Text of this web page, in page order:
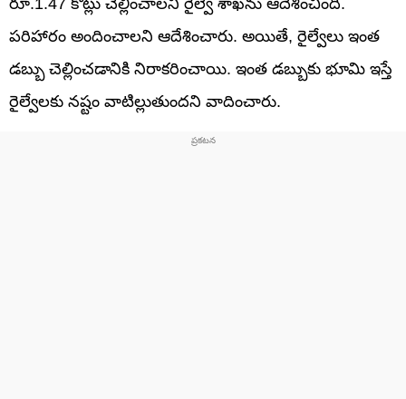
పరిహారం అందించాలని ఆదేశించారు. అయితే, రైల్వేలు ఇంత
డబ్బు చెల్లించడానికి నిరాకరించాయి. ఇంత డబ్బుకు భూమి ఇస్తే
రైల్వేలకు నష్టం వాటిల్లుతుందని వాదించారు.